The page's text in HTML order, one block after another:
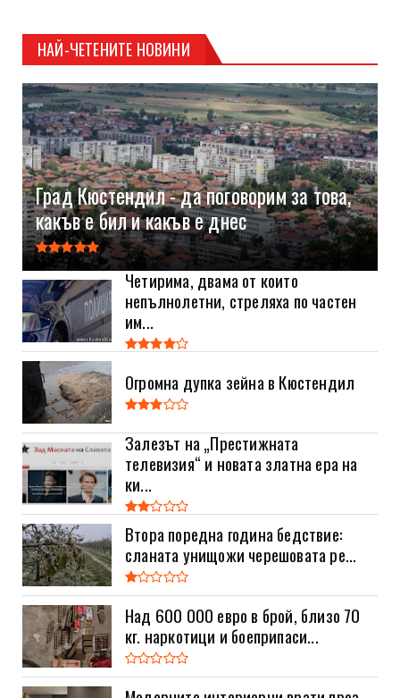
НАЙ-ЧЕТЕНИТЕ НОВИНИ
Град Кюстендил - да поговорим за това,
какъв е бил и какъв е днес
Четирима, двама от които
непълнолетни, стреляха по частен
им...
Огромна дупка зейна в Кюстендил
Залезът на „Престижната
телевизия“ и новата златна ера на
ки...
Втора поредна година бедствие:
сланата унищожи черешовата ре...
Над 600 000 евро в брой, близо 70
кг. наркотици и боеприпаси...